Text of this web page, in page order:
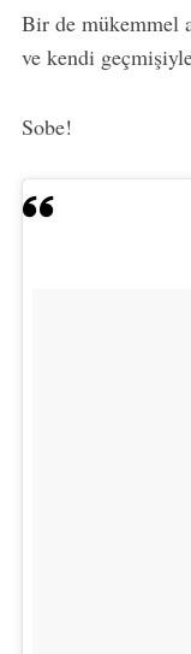
Bir de mükemmel
ve kendi
Sobe!